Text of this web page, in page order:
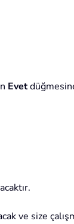
Evet
ve size